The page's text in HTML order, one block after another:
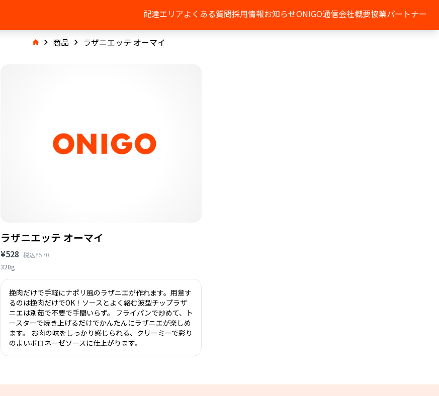
配達エリアよくある質問採用情報お知らせONIGO通信会社概要協業パートナー
商品 ラザニエッテ オーマイ
ラザニエッテ オーマイ
¥528 税込¥570
320g
挽肉だけで手軽にナポリ風のラザニエが作れます。用意す
るのは挽肉だけでOK！ソースとよく絡む波型チップラザ
ニエは別茹で不要で手間いらず。 フライパンで炒めて、ト
ースターで焼き上げるだけでかんたんにラザニエが楽しめ
ます。 お肉の味をしっかり感じられる、クリーミーで彩り
のよいボロネーゼソースに仕上がります。